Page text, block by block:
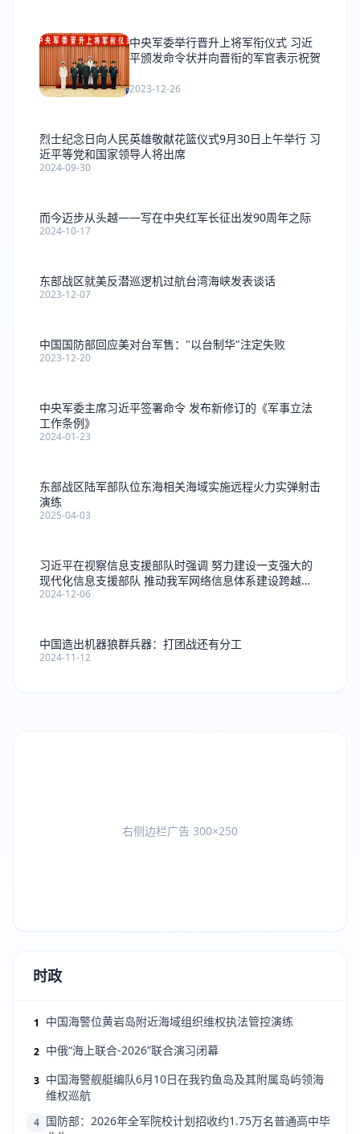
中央军委举行晋升上将军衔仪式 习近
平颁发命令状并向晋衔的军官表示祝贺
2023-12-26
烈士纪念日向人民英雄敬献花篮仪式9月30日上午举行 习
近平等党和国家领导人将出席
2024-09-30
而今迈步从头越——写在中央红军长征出发90周年之际
2024-10-17
东部战区就美反潜巡逻机过航台湾海峡发表谈话
2023-12-07
中国国防部回应美对台军售："以台制华"注定失败
2023-12-20
中央军委主席习近平签署命令 发布新修订的《军事立法
工作条例》
2024-01-23
东部战区陆军部队位东海相关海域实施远程火力实弹射击
演练
2025-04-03
习近平在视察信息支援部队时强调 努力建设一支强大的
现代化信息支援部队 推动我军网络信息体系建设跨越发
展
2024-12-06
中国造出机器狼群兵器：打团战还有分工
2024-11-12
右侧边栏广告 300×250
时政
1 中国海警位黄岩岛附近海域组织维权执法管控演练
2 中俄“海上联合-2026”联合演习闭幕
3 中国海警舰艇编队6月10日在我钓鱼岛及其附属岛屿领海
维权巡航
4 国防部：2026年全军院校计划招收约1.75万名普通高中毕